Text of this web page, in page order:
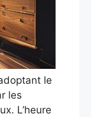
le
les
L’heure